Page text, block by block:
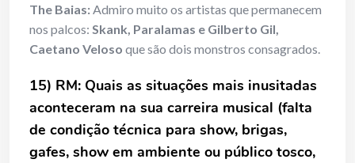
The Baias:Admiro muito os artistas que permanecem
nos palcos: Skank, Paralamas e Gilberto Gil,
Caetano Veloso que são dois monstros consagrados.
15) RM: Quais as situações mais inusitadas
aconteceram na sua carreira musical (falta
de condição técnica para show, brigas,
gafes, show em ambiente ou público tosco,